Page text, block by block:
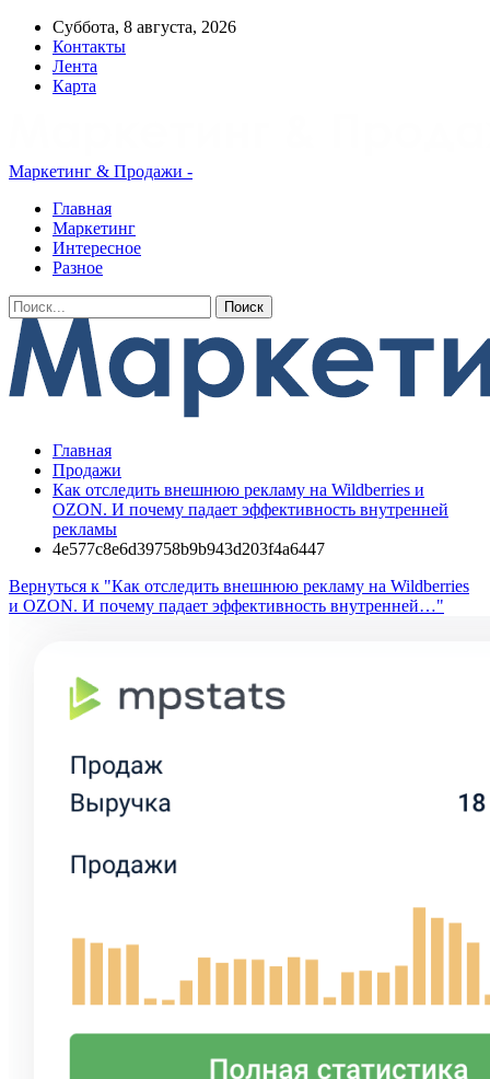
Суббота, 8 августа, 2026
Контакты
Лента
Карта
Маркетинг & Продажи -
Главная
Маркетинг
Интересное
Разное
Главная
Продажи
Как отследить внешнюю рекламу на Wildberries и
OZON. И почему падает эффективность внутренней
рекламы
4e577c8e6d39758b9b943d203f4a6447
Вернуться к "Как отследить внешнюю рекламу на Wildberries
и OZON. И почему падает эффективность внутренней…"